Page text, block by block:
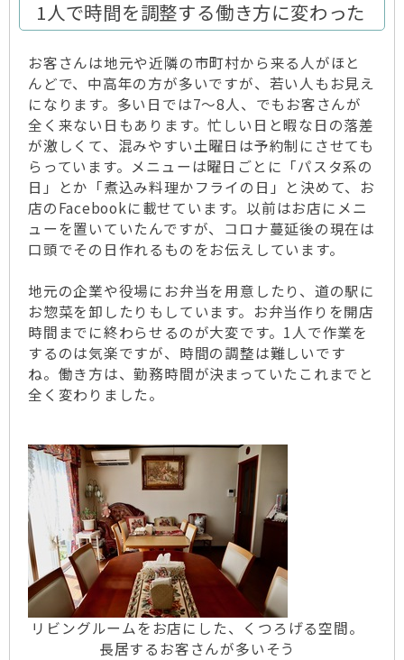
1人で時間を調整する働き方に変わった
お客さんは地元や近隣の市町村から来る人がほと
んどで、中高年の方が多いですが、若い人もお見え
になります。多い日では7〜8人、でもお客さんが
全く来ない日もあります。忙しい日と暇な日の落差
が激しくて、混みやすい土曜日は予約制にさせても
らっています。メニューは曜日ごとに「パスタ系の
日」とか「煮込み料理かフライの日」と決めて、お
店のFacebookに載せています。以前はお店にメニ
ューを置いていたんですが、コロナ蔓延後の現在は
口頭でその日作れるものをお伝えしています。
地元の企業や役場にお弁当を用意したり、道の駅に
お惣菜を卸したりもしています。お弁当作りを開店
時間までに終わらせるのが大変です。1人で作業を
するのは気楽ですが、時間の調整は難しいです
ね。働き方は、勤務時間が決まっていたこれまでと
全く変わりました。
リビングルームをお店にした、くつろげる空間。
長居するお客さんが多いそう